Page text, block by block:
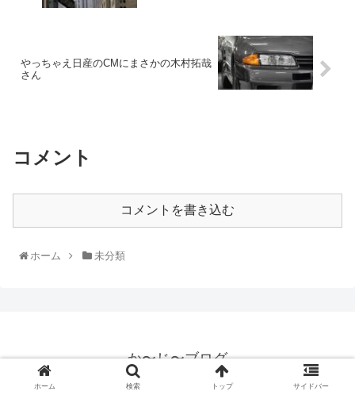
やっちゃえ日産のCMにまさかの木村拓哉
さん
コメント
コメントを書き込む
ホーム 未分類
か〜じ〜ブログ
© 2019 か〜じ〜ブログ.
ホーム 検索 トップ サイドバー